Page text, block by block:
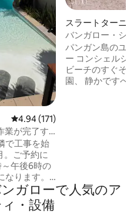
レビュー171件、5つ星中4.94つ
4.94 (171)
業が完了す
で工事を始
。ご予約に
午後6時の
ります。
しました。
しですが、
借りられる
スラートターニー
ー
バンガロー・シー
ン
パンガン島のユニ
ー コンシェルジュサービ
ビーチのすぐそばにあり、
園、 静かですべ
イフにも近いです
ガローで人気のア
・設備